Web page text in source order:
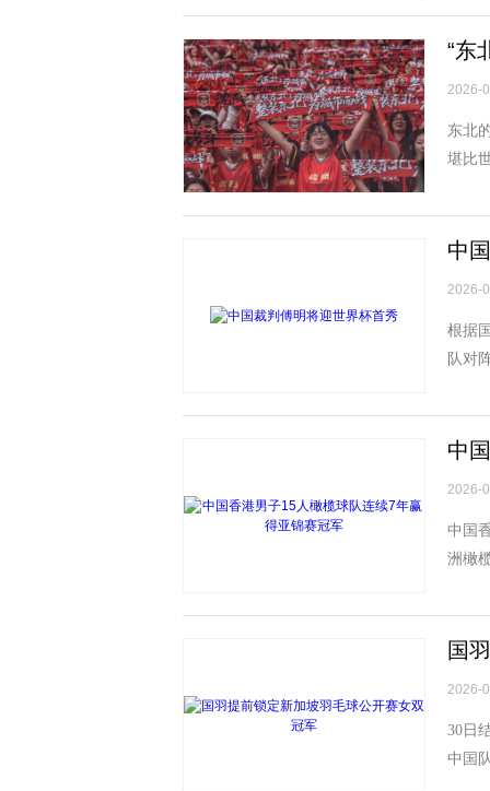
“东
2026-
东北
堪比
中
2026-
根据
队对
中
2026-
中国
洲橄
国
2026-
30日
中国